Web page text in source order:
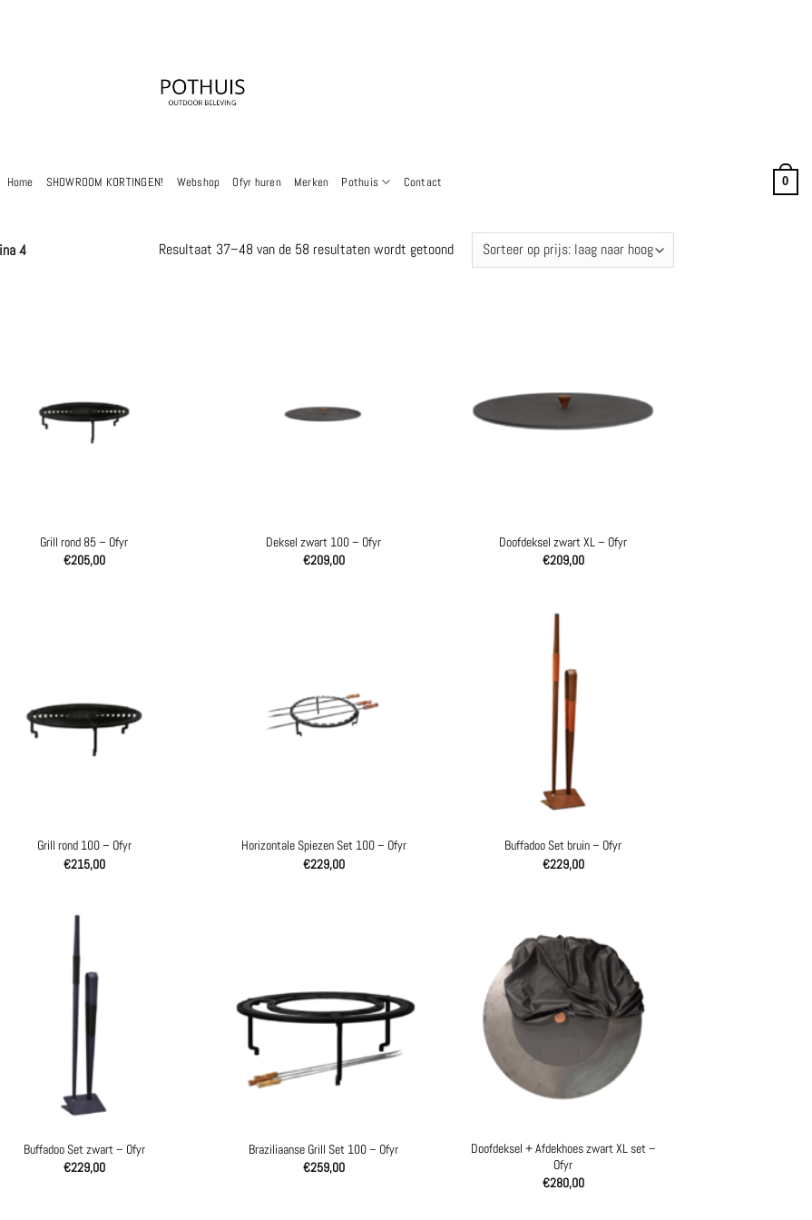
Home SHOWROOM KORTINGEN! Webshop Ofyr huren Merken Pothuis Contact 0
4 Resultaat 37–48 van de 58 resultaten wordt getoondGesorteerd
Grill rond 85 – Ofyr
€205,00
Deksel zwart 100 – Ofyr
€209,00
Doofdeksel zwart XL – Ofyr
€209,00
Grill rond 100 – Ofyr
€215,00
Horizontale Spiezen Set 100 – Ofyr
€229,00
Buffadoo Set bruin – Ofyr
€229,00
Buffadoo Set zwart – Ofyr
€229,00
Braziliaanse Grill Set 100 – Ofyr
€259,00
Doofdeksel + Afdekhoes zwart XL set –
Ofyr
€280,00